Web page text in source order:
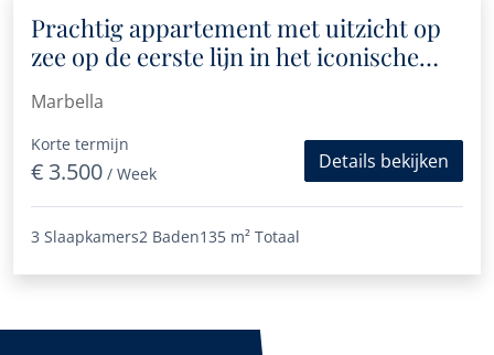
Prachtig appartement met uitzicht op
zee op de eerste lijn in het iconische
Marbell Center-gebouw
Marbella
Korte termijn
€ 3.500 / Week
Details bekijken
3 Slaapkamers2 Baden135 m² Totaal